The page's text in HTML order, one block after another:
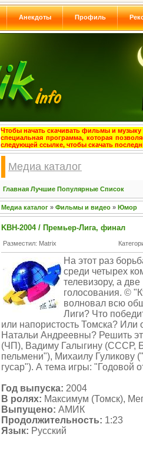
Анекдоты Профиль
Чтобы начать скачивать фильмы и музыку
специальная программа, которая
следующей ссылке, чтобы скачать
Медиа каталог
Главная Лучшие Популярные Список
Медиа каталог » Фильмы и видео » Юмор
KBH-2004 / Премьер-Лига, финал
Разместил: Matrix
На этот раз
среди четырех
телевизору, а
голосования. ©
волновал всю
Лиги? Что
или напористость Томска? Или
Натальи Андреевны? Решить
(ЧП), Вадиму Галыгину (СССР,
пельмени"), Михаилу Гуликову
гусар"). А тема игры: "Годовой
Год выпуска: 2004
В ролях: Максимум (Томск),
Выпущено: АМИК
Продолжительность: 1:23
Язык: Русский